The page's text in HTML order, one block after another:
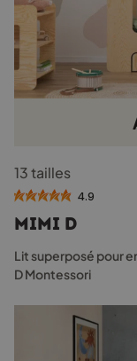
produit
a
variations.
Les
options
peuvent
être
13 tailles
4.9
MIMI D
Lit superposé pour
D Montessori